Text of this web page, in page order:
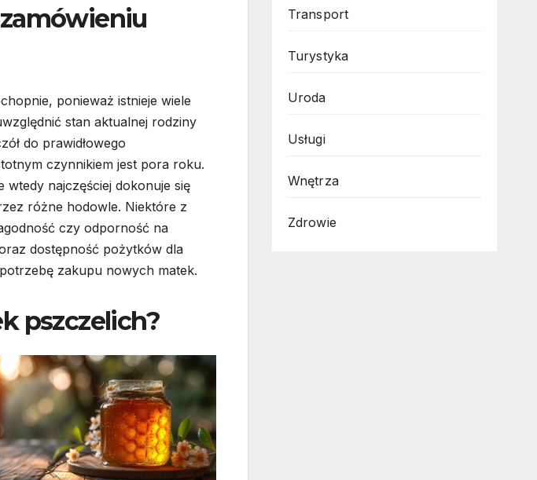
ponieważ istnieje wiele
stan aktualnej rodziny
do prawidłowego
czynnikiem jest pora roku.
najczęściej dokonuje się
różne hodowle. Niektóre z
czy odporność na
dostępność pożytków dla
zakupu nowych matek.
pszczelich?
Transport
Turystyka
Uroda
Usługi
Wnętrza
Zdrowie